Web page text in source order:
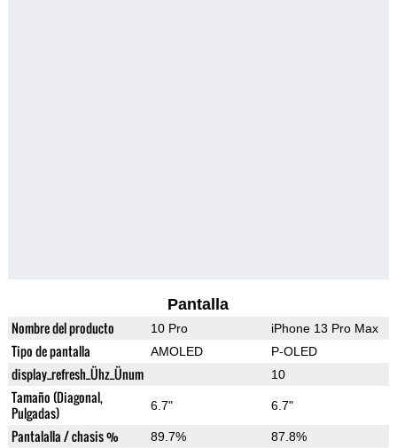
Pantalla
Nombre del producto 10 Pro iPhone 13 Pro Max
Tipo de pantalla AMOLED P-OLED
display_refresh_Ühz_Ünum 10
Tamaño (Diagonal,
Pulgadas)
6.7" 6.7"
Pantalalla / chasis % 89.7% 87.8%